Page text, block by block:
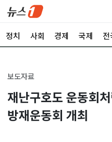
정치 사회 경제 국제
보도자료
재난구호도 운동회
방재운동회 개최